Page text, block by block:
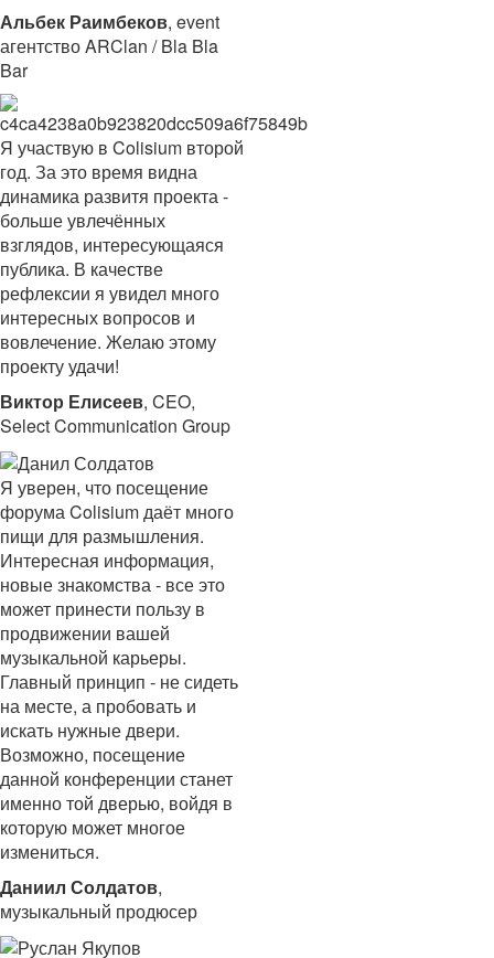
Альбек Раимбеков, event
агентство ARClan / Bla Bla
Bar
Я участвую в Colisium второй
год. За это время видна
динамика развитя проекта -
больше увлечённых
взглядов, интересующаяся
публика. В качестве
рефлексии я увидел много
интересных вопросов и
вовлечение. Желаю этому
проекту удачи!
Виктор Елисеев, CEO,
Select Communication Group
Я уверен, что посещение
форума Colisium даёт много
пищи для размышления.
Интересная информация,
новые знакомства - все это
может принести пользу в
продвижении вашей
музыкальной карьеры.
Главный принцип - не сидеть
на месте, а пробовать и
искать нужные двери.
Возможно, посещение
данной конференции станет
именно той дверью, войдя в
которую может многое
измениться.
Даниил Солдатов,
музыкальный продюсер